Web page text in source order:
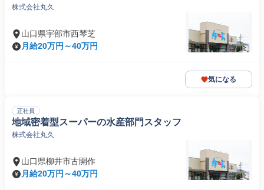
株式会社丸久
山口県宇部市西琴芝
月給20万円～40万円
気になる
正社員
地域密着型スーパーの水産部門スタッフ
株式会社丸久
山口県柳井市古開作
月給20万円～40万円